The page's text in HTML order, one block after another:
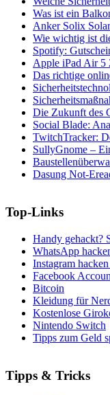
Was ist ein
Anker Solix
Wie wichtig ist
Spotify:
Apple iPad Air 5
Das richtige
Die Zukunft des
Social Blade:
TwitchTracker:
SullyGnome –
Dasung Not-
Top-Links
Handy gehackt?
WhatsApp
Instagram
Facebook
Bitcoin
Kleidung für
Kostenlose
Nintendo Switch
Tipps zum Geld
Tipps & Tricks